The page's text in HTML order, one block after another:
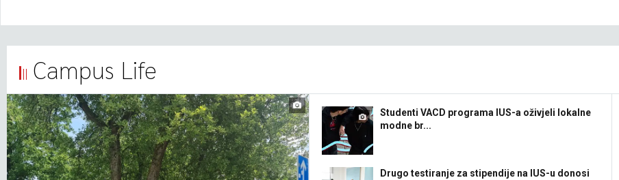
Campus Life
Studenti VACD programa IUS-a oživjeli lokalne
modne br...
Drugo testiranje za stipendije na IUS-u donosi